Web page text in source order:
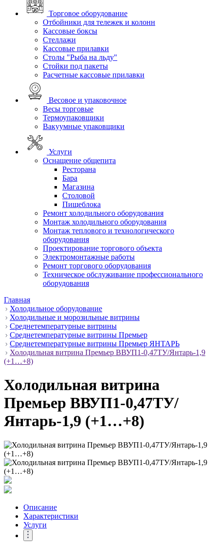
Торговое оборудование
Отбойники для тележек и колонн
Кассовые боксы
Стеллажи
Кассовые прилавки
Столы "Рыба на льду"
Стойки под пакеты
Расчетные кассовые прилавки
Весовое и упаковочное
Весы торговые
Термоупаковщики
Вакуумные упаковщики
Услуги
Оснащение общепита
Ресторана
Бара
Магазина
Столовой
Пищеблока
Ремонт холодильного оборудования
Монтаж холодильного оборудования
Монтаж теплового и технологического
оборудования
Проектирование торгового объекта
Электромонтажные работы
Ремонт торгового оборудования
Техническое обслуживание профессионального
оборудования
Главная
Холодильное оборудование
Холодильные и морозильные витрины
Среднетемпературные витрины
Среднетемпературные витрины Премьер
Среднетемпературные витрины Премьер ЯНТАРЬ
Холодильная витрина Премьер ВВУП1-0,47ТУ/Янтарь-1,9
(+1…+8)
Холодильная витрина
Премьер ВВУП1-0,47ТУ/
Янтарь-1,9 (+1…+8)
Описание
Характеристики
Услуги